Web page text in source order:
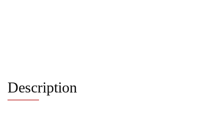
Description